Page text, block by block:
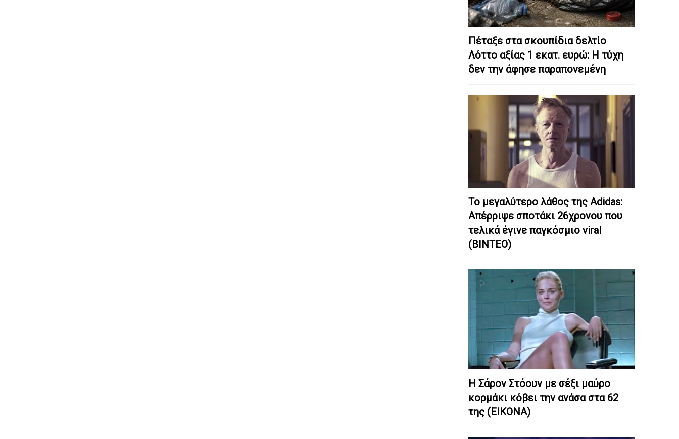
Πέταξε στα σκουπίδια δελτίο
Λόττο αξίας 1 εκατ. ευρώ: Η τύχη
δεν την άφησε παραπονεμένη
Το μεγαλύτερο λάθος της Adidas:
Απέρριψε σποτάκι 26χρονου που
τελικά έγινε παγκόσμιο viral
(ΒΙΝΤΕΟ)
Η Σάρον Στόουν με σέξι μαύρο
κορμάκι κόβει την ανάσα στα 62
της (ΕΙΚΟΝΑ)